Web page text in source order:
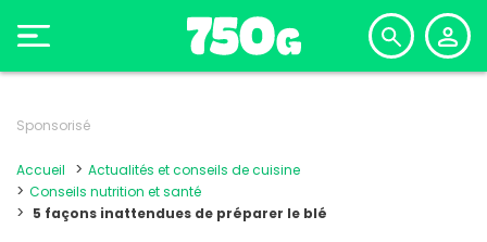
Sponsorisé
Accueil
Actualités et conseils de cuisine
Conseils nutrition et santé
5 façons inattendues de préparer le blé